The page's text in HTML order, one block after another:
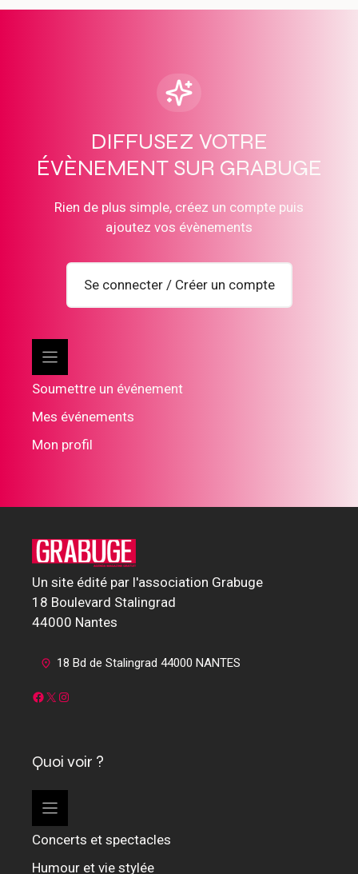
DIFFUSEZ VOTRE
ÉVÈNEMENT SUR GRABUGE
Rien de plus simple, créez un compte puis
ajoutez vos évènements
Se connecter / Créer un compte
Soumettre un événement
Mes événements
Mon profil
Un site édité par l'association Grabuge
18 Boulevard Stalingrad
44000 Nantes
18 Bd de Stalingrad 44000 NANTES
Facebook
X Instagram
Quoi voir ?
Concerts et spectacles
Humour et vie stylée